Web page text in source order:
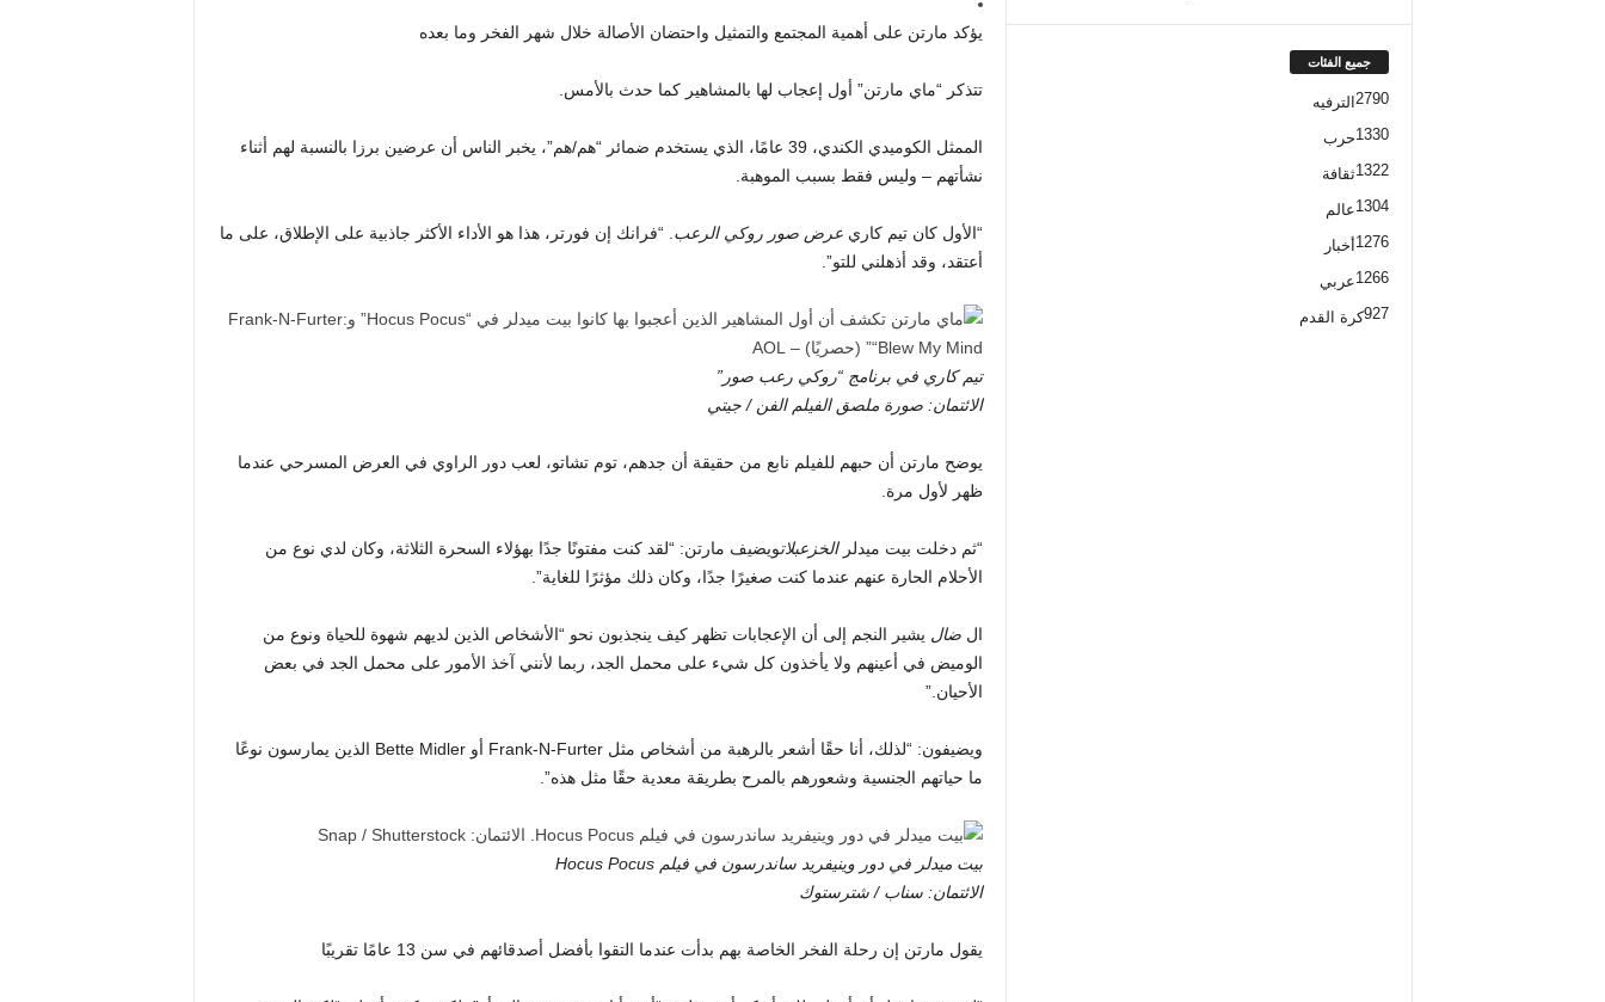
يؤكد مارتن على أهمية المجتمع والتمثيل واحتضان الأصالة خلال شهر الفخر وما بعده
تتذكر “ماي مارتن” أول إعجاب لها بالمشاهير كما حدث بالأمس.
الممثل الكوميدي الكندي، 39 عامًا، الذي يستخدم ضمائر “هم/هم”، يخبر الناس أن عرضين برزا بالنسبة لهم أثناء
نشأتهم – وليس فقط بسبب الموهبة.
“الأول كان تيم كاري عرض صور روكي الرعب . “فرانك إن فورتر، هذا هو الأداء الأكثر جاذبية على الإطلاق، على ما
أعتقد، وقد أذهلني للتو”.
تيم كاري في برنامج “روكي رعب صور”
الائتمان: صورة ملصق الفيلم الفن / جيتي
يوضح مارتن أن حبهم للفيلم نابع من حقيقة أن جدهم، توم تشاتو، لعب دور الراوي في العرض المسرحي عندما
ظهر لأول مرة.
“ثم دخلت بيت ميدلرالخزعبلاتويضيف مارتن: “لقد كنت مفتونًا جدًا بهؤلاء السحرة الثلاثة، وكان لدي نوع من
الأحلام الحارة عنهم عندما كنت صغيرًا جدًا، وكان ذلك مؤثرًا للغاية”.
ال ضال يشير النجم إلى أن الإعجابات تظهر كيف ينجذبون نحو “الأشخاص الذين لديهم شهوة للحياة ونوع من
الوميض في أعينهم ولا يأخذون كل شيء على محمل الجد، ربما لأنني آخذ الأمور على محمل الجد في بعض
الأحيان.”
ويضيفون: “لذلك، أنا حقًا أشعر بالرهبة من أشخاص مثل Frank-N-Furter أو Bette Midler الذين يمارسون نوعًا
ما حياتهم الجنسية وشعورهم بالمرح بطريقة معدية حقًا مثل هذه”.
بيت ميدلر في دور وينيفريد ساندرسون في فيلم Hocus Pocus
الائتمان: سناب / شترستوك
يقول مارتن إن رحلة الفخر الخاصة بهم بدأت عندما التقوا بأفضل أصدقائهم في سن 13 عامًا تقريبًا
جميع الفئات
الترفيه 2790
حرب1330
ثقافة1322
عالم1304
أخبار 1276
عربي1266
كرة القدم927